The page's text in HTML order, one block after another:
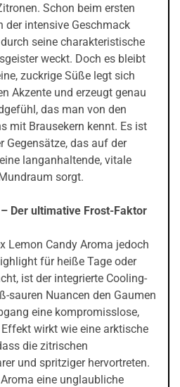
Schon beim ersten
der intensive Geschmack
seine charakteristische
weckt. Doch es bleibt
zuckrige Süße legt sich
Akzente und erzeugt genau
das man von den
mit Brausekern kennt. Es ist
Gegensätze, das auf der
langanhaltende, vitale
sorgt.
Der ultimative Frost-Faktor
Lemon Candy Aroma jedoch
für heiße Tage oder
ist der integrierte Cooling-
sauren Nuancen den Gaumen
eine kompromisslose,
wirkt wie eine arktische
die zitrischen
und spritziger hervortreten.
eine unglaubliche